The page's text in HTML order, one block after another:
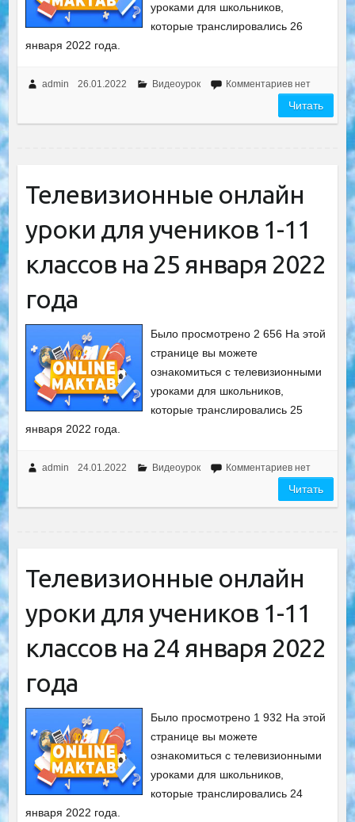
уроками для школьников,
которые транслировались 26
января 2022 года.
admin 26.01.2022 Видеоурок Комментариев нет
Читать
Телевизионные онлайн
уроки для учеников 1-11
классов на 25 января 2022
года
Было просмотрено 2 656 На этой
странице вы можете
ознакомиться с телевизионными
уроками для школьников,
которые транслировались 25
января 2022 года.
admin 24.01.2022 Видеоурок Комментариев нет
Читать
Телевизионные онлайн
уроки для учеников 1-11
классов на 24 января 2022
года
Было просмотрено 1 932 На этой
странице вы можете
ознакомиться с телевизионными
уроками для школьников,
которые транслировались 24
января 2022 года.